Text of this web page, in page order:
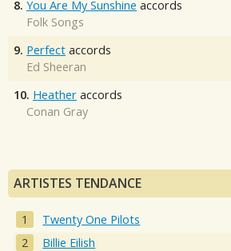
8. You Are My Sunshine accords
Folk Songs
9. Perfect accords
Ed Sheeran
10. Heather accords
Conan Gray
ARTISTES TENDANCE
Twenty One Pilots
Billie Eilish